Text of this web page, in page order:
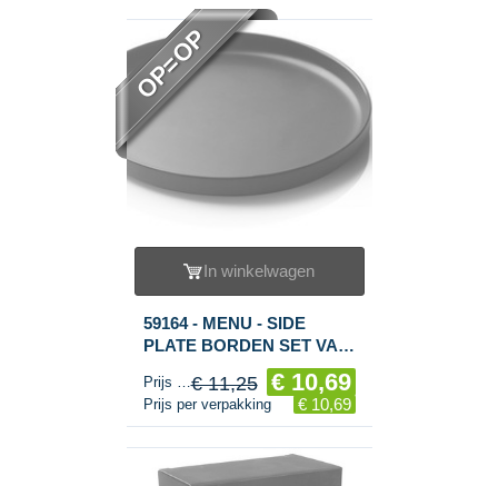
OP=OP
In winkelwagen
59164 - MENU - SIDE
PLATE BORDEN SET VAN
2 STUKS, 17 CM. (1set.)
Prijs per stuk€ 11,25 € 10,69
Prijs per verpakking € 10,69